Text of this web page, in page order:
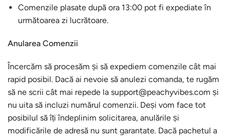
Comenzile plasate după ora 13:00 pot fi expediate în
următoarea zi lucrătoare.
Anularea Comenzii
Încercăm să procesăm și să expediem comenzile cât mai
rapid posibil. Dacă ai nevoie să anulezi comanda, te rugăm
să ne scrii cât mai repede la support@peachyvibes.com și
nu uita să incluzi numărul comenzii. Deși vom face tot
posibilul să îți îndeplinim solicitarea, anulările și
modificările de adresă nu sunt garantate. Dacă pachetul a